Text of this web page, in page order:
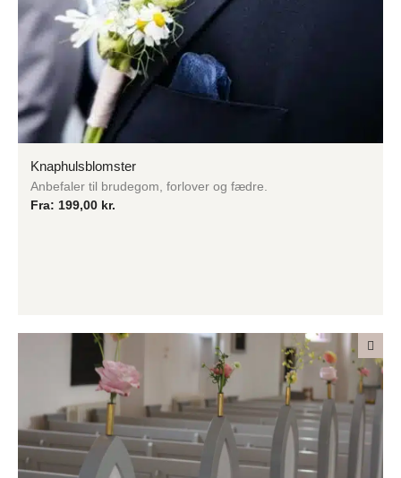
Knaphulsblomster
Anbefaler til brudegom, forlover og fædre.
Fra: 199,00 kr.